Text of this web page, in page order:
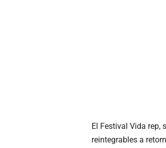
El Festival Vida rep,
reintegrables a